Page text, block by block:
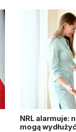
NRL alarmuje:
mogą